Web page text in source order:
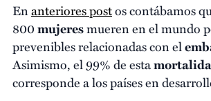
Enanteriores postos contábamos
800mujeresmueren en el mundo
prevenibles relacionadas con el
Asimismo, el 99% de esta
corresponde a los países en